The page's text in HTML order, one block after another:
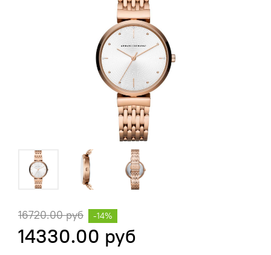
16720.00 руб
14330.00 руб
-14%